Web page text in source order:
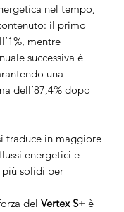
nel tempo,
il primo
mentre
successiva è
una
dell’87,4% dopo
traduce in maggiore
energetici e
solidi per
del Vertex S+ è